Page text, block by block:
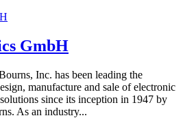
GmbH
Inc. has been leading the
manufacture and sale of electronic
since its inception in 1947 by
As an industry...